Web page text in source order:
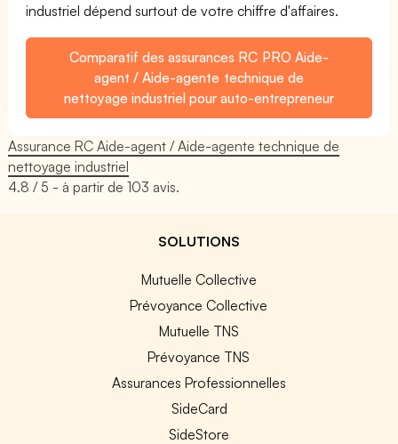
industriel dépend surtout de votre chiffre d'affaires.
Comparatif des assurances RC PRO Aide-
agent / Aide-agente technique de
nettoyage industriel pour auto-entrepreneur
Assurance RC Aide-agent / Aide-agente technique de
nettoyage industriel
4.8 / 5 - à partir de103 avis.
SOLUTIONS
Mutuelle Collective
Prévoyance Collective
Mutuelle TNS
Prévoyance TNS
Assurances Professionnelles
SideCard
SideStore